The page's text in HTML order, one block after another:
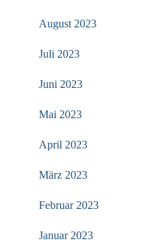
August 2023
Juli 2023
Juni 2023
Mai 2023
April 2023
März 2023
Februar 2023
Januar 2023